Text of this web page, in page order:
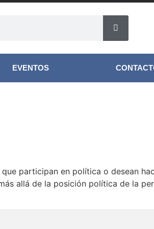
EVENTOS
participan en política o desean
allá de la posición política de la